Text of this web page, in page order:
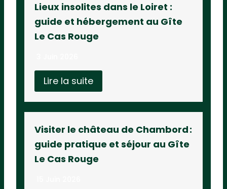
Lieux insolites dans le Loiret :
guide et hébergement au Gîte
Le Cas Rouge
Lire la suite
Visiter le château de Chambord :
guide pratique et séjour au Gîte
Le Cas Rouge